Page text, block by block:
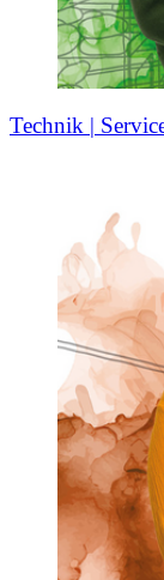
Technik |